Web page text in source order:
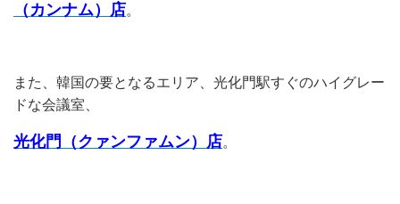
（カンナム）店。
また、韓国の要となるエリア、光化門駅すぐのハイグレー
ドな会議室、
光化門（クァンファムン）店。